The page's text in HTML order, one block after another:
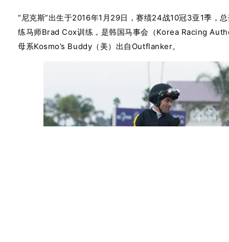
“尼克斯”出生于2016年1月29日，赛绩24战10冠3亚1季，
练马师Brad Cox训练，是韩国马事会（Korea Racing
母系Kosmo’s Buddy（美）出自Outflanker。